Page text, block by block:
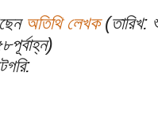
অতিথি লেখক(তারিখ: